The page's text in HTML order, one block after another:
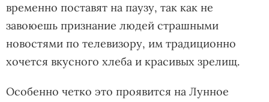
временно поставят на паузу, так как не
завоюешь признание людей страшными
новостями по телевизору, им традиционно
хочется вкусного хлеба и красивых зрелищ.
Особенно четко это проявится на Лунное